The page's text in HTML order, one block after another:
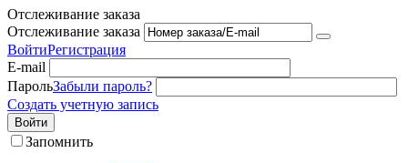
Отслеживание заказа
Отслеживание заказа
ВойтиРегистрация
E-mail
ПарольЗабыли пароль?
Создать учетную запись
Войти
Запомнить